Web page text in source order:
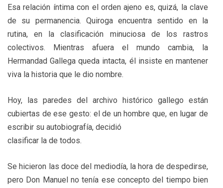
Esa relación íntima con el orden ajeno es, quizá, la clave
de su permanencia. Quiroga encuentra sentido en la
rutina, en la clasificación minuciosa de los rastros
colectivos. Mientras afuera el mundo cambia, la
Hermandad Gallega queda intacta, él insiste en mantener
viva la historia que le dio nombre.
Hoy, las paredes del archivo histórico gallego están
cubiertas de ese gesto: el de un hombre que, en lugar de
escribir su autobiografía, decidió
clasificar la de todos.
Se hicieron las doce del mediodía, la hora de despedirse,
pero Don Manuel no tenía ese concepto del tiempo bien